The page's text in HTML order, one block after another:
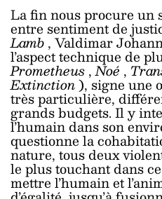
La fin nous procure un
entre sentiment de
Lamb, Valdimar
l’aspect technique de
Prometheus,Noé ,
Extinction), signe une
très particulière,
grands budgets. Il y
l’humain dans son
questionne la
nature, tous deux
le plus touchant dans
mettre l’humain et